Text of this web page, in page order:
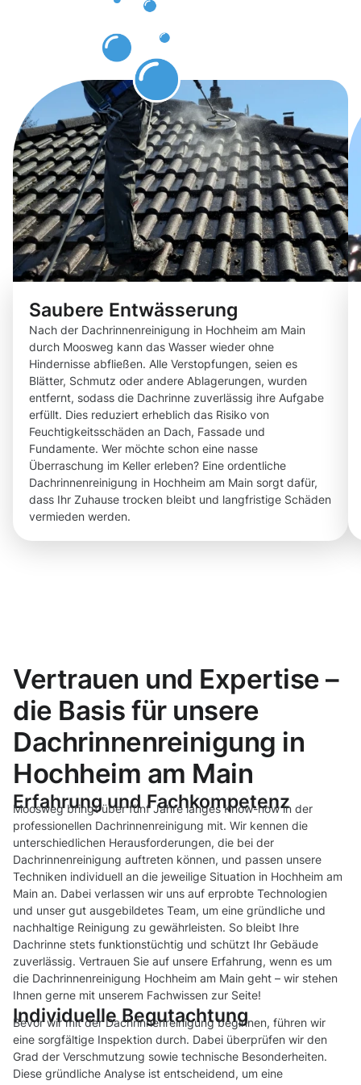
Saubere Entwässerung
Nach der Dachrinnenreinigung in Hochheim am Main
durch Moosweg kann das Wasser wieder ohne
Hindernisse abfließen. Alle Verstopfungen, seien es
Blätter, Schmutz oder andere Ablagerungen, wurden
entfernt, sodass die Dachrinne zuverlässig ihre Aufgabe
erfüllt. Dies reduziert erheblich das Risiko von
Feuchtigkeitsschäden an Dach, Fassade und
Fundamente. Wer möchte schon eine nasse
Überraschung im Keller erleben? Eine ordentliche
Dachrinnenreinigung in Hochheim am Main sorgt dafür,
dass Ihr Zuhause trocken bleibt und langfristige Schäden
vermieden werden.
Vertrauen und Expertise –
die Basis für unsere
Dachrinnenreinigung in
Hochheim am Main
Erfahrung und Fachkompetenz
Moosweg bringt über fünf Jahre langes Know-how in der
professionellen Dachrinnenreinigung mit. Wir kennen die
unterschiedlichen Herausforderungen, die bei der
Dachrinnenreinigung auftreten können, und passen unsere
Techniken individuell an die jeweilige Situation in Hochheim am
Main an. Dabei verlassen wir uns auf erprobte Technologien
und unser gut ausgebildetes Team, um eine gründliche und
nachhaltige Reinigung zu gewährleisten. So bleibt Ihre
Dachrinne stets funktionstüchtig und schützt Ihr Gebäude
zuverlässig. Vertrauen Sie auf unsere Erfahrung, wenn es um
die Dachrinnenreinigung Hochheim am Main geht – wir stehen
Ihnen gerne mit unserem Fachwissen zur Seite!
Individuelle Begutachtung
Bevor wir mit der Dachrinnenreinigung beginnen, führen wir
eine sorgfältige Inspektion durch. Dabei überprüfen wir den
Grad der Verschmutzung sowie technische Besonderheiten.
Diese gründliche Analyse ist entscheidend, um eine